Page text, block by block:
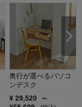
奥行が選べるパソコ
ンデスク
¥ 29,520
～